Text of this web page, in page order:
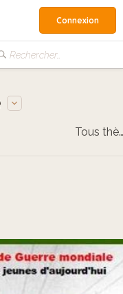
Rechercher…
Connexion
Tous thèmes